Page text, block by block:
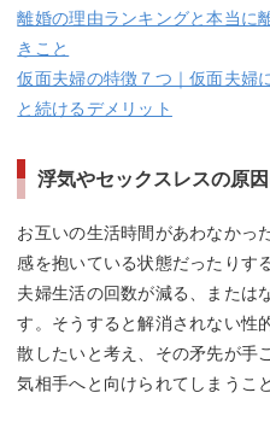
離婚の理由ランキングと本当に
きこと
仮面夫婦の特徴７つ｜仮面夫婦
と続けるデメリット
浮気やセックスレスの原
お互いの生活時間があわなかっ
感を抱いている状態だったりす
夫婦生活の回数が減る、または
す。そうすると解消されない性
散したいと考え、その矛先が手
気相手へと向けられてしまうこ